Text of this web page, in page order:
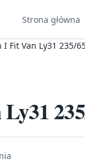
Strona główna
I Fit Van Ly31 235/